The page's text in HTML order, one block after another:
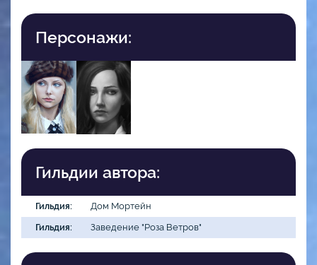
Персонажи:
Гильдии автора:
Гильдия:
Дом Мортейн
Гильдия:
Заведение "Роза Ветров"